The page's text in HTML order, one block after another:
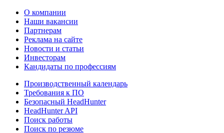
О компании
Наши вакансии
Партнерам
Реклама на сайте
Новости и статьи
Инвесторам
Кандидаты по профессиям
Производственный календарь
Требования к ПО
Безопасный HeadHunter
HeadHunter API
Поиск работы
Поиск по резюме